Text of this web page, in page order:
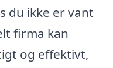
du ikke er vant
firma kan
og effektivt,